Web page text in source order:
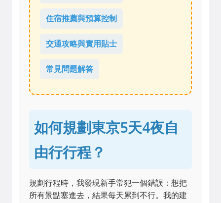
住宿推薦與預算控制
交通攻略與實用貼士
常見問題解答
如何規劃東京5天4夜自
由行行程？
規劃行程時，我發現新手常犯一個錯誤：想把
所有景點塞進去，結果每天累到不行。我的建